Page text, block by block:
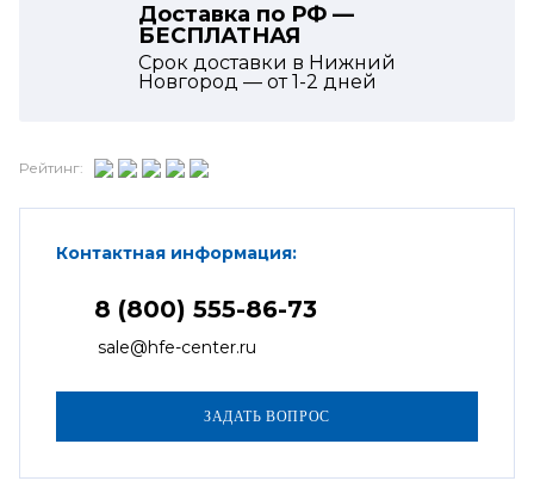
Доставка по РФ —
БЕСПЛАТНАЯ
Срок доставки в Нижний
Новгород — от1-2 дней
Рейтинг:
Контактная информация:
8 (800) 555-86-73
sale@hfe-center.ru